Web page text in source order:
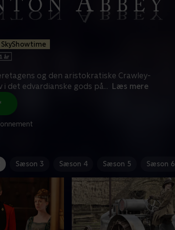
og den aristokratiske Crawley-
i det edvardianske gods på... Læs mere
Sæson 3 Sæson 4 Sæson 5 Sæson 6